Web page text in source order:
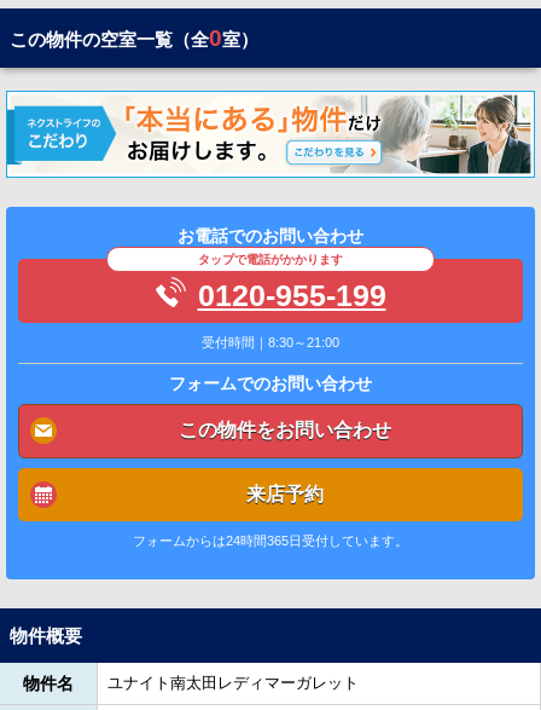
この物件の空室一覧（全0室）
お電話でのお問い合わせ
タップで電話がかかります
0120-955-199
受付時間｜8:30～21:00
フォームでのお問い合わせ
この物件をお問い合わせ
来店予約
フォームからは24時間365日受付しています。
物件概要
物件名 ユナイト南太田レディマーガレット